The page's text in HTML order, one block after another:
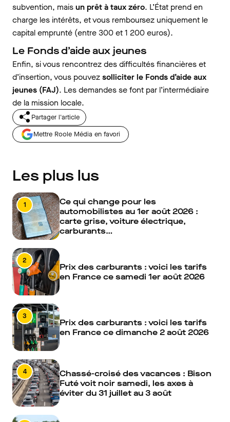
subvention, maisun prêt à taux zéro. L’État prend en
charge les intérêts, et vous remboursez uniquement le
capital emprunté (entre 300 et 1 200 euros).
Le Fonds d’aide aux jeunes
Enfin, si vous rencontrez des difficultés financières et
d’insertion, vous pouvezsolliciter le Fonds d’aide aux
jeunes (FAJ). Les demandes se font par l’intermédiaire
de la mission locale.
Partager l'article
Mettre Roole Média en favori
Les plus lus
1
Ce qui change pour les
automobilistes au 1er août 2026 :
carte grise, voiture électrique,
carburants…
2
Prix des carburants : voici les tarifs
en France ce samedi 1er août 2026
3
Prix des carburants : voici les tarifs
en France ce dimanche 2 août 2026
4
Chassé-croisé des vacances : Bison
Futé voit noir samedi, les axes à
éviter du 31 juillet au 3 août